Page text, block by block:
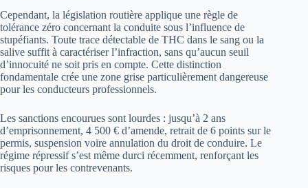
Cependant, la législation routière applique une règle de
tolérance zéro concernant la conduite sous l’influence de
stupéfiants. Toute trace détectable de THC dans le sang ou la
salive suffit à caractériser l’infraction, sans qu’aucun seuil
d’innocuité ne soit pris en compte. Cette distinction
fondamentale crée une zone grise particulièrement dangereuse
pour les conducteurs professionnels.
Les sanctions encourues sont lourdes : jusqu’à 2 ans
d’emprisonnement, 4 500 € d’amende, retrait de 6 points sur le
permis, suspension voire annulation du droit de conduire. Le
régime répressif s’est même durci récemment, renforçant les
risques pour les contrevenants.